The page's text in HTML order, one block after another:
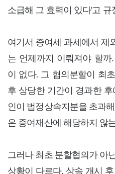
소급해 그 효력이 있다'고
여기서 증여세 과세에서 제
는 언제까지 이뤄져야 할
이 없다. 그 협의분할이 최
후 상당한 기간이 경과한
인이 법정상속지분을 초과
은 증여재산에 해당하지 않
그러나 최초 분할협의가 아
상황이 다르다. 상속 개시